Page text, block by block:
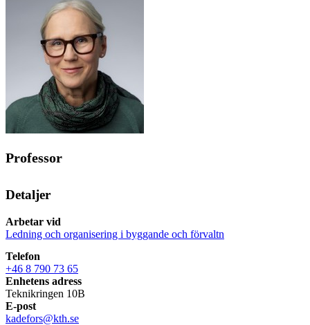
Professor
Detaljer
Arbetar vid
Ledning och organisering i byggande och förvaltn
Telefon
+46 8 790 73 65
Enhetens adress
Teknikringen 10B
E-post
kadefors@kth.se